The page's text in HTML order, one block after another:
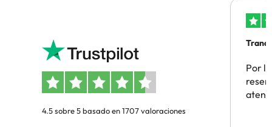
4.5 sobre 5 basado en 1707 valoraciones
Por